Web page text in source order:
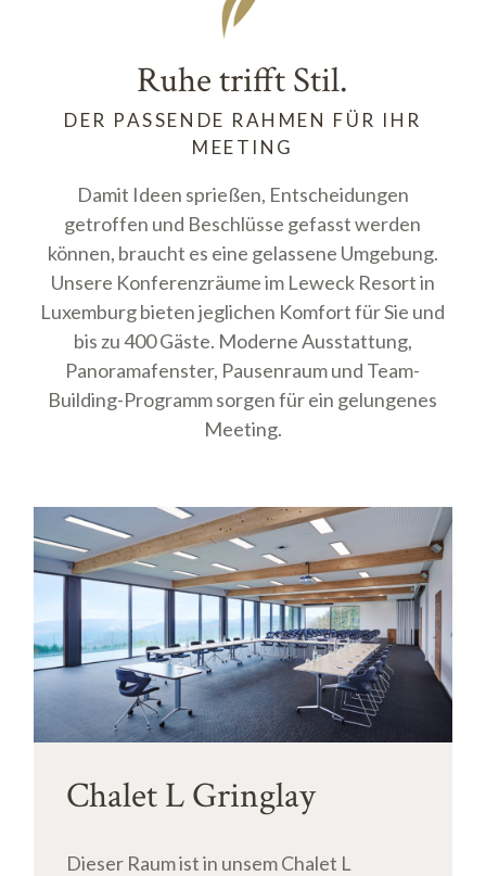
Ruhe trifft Stil.
DER PASSENDE RAHMEN FÜR IHR
MEETING
Damit Ideen sprießen, Entscheidungen
getroffen und Beschlüsse gefasst werden
können, braucht es eine gelassene Umgebung.
Unsere Konferenzräume im Leweck Resort in
Luxemburg bieten jeglichen Komfort für Sie und
bis zu 400 Gäste. Moderne Ausstattung,
Panoramafenster, Pausenraum und Team-
Building-Programm sorgen für ein gelungenes
Meeting.
Chalet L Gringlay
Dieser Raum ist in unsem Chalet L